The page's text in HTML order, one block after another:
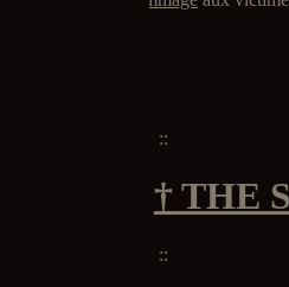
::
† THE
::